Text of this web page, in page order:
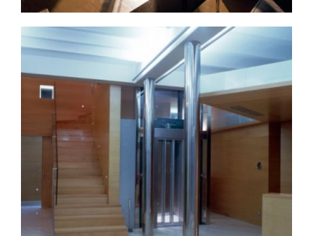
Limpieza zonas
residenciales en Toledo
Ampliar